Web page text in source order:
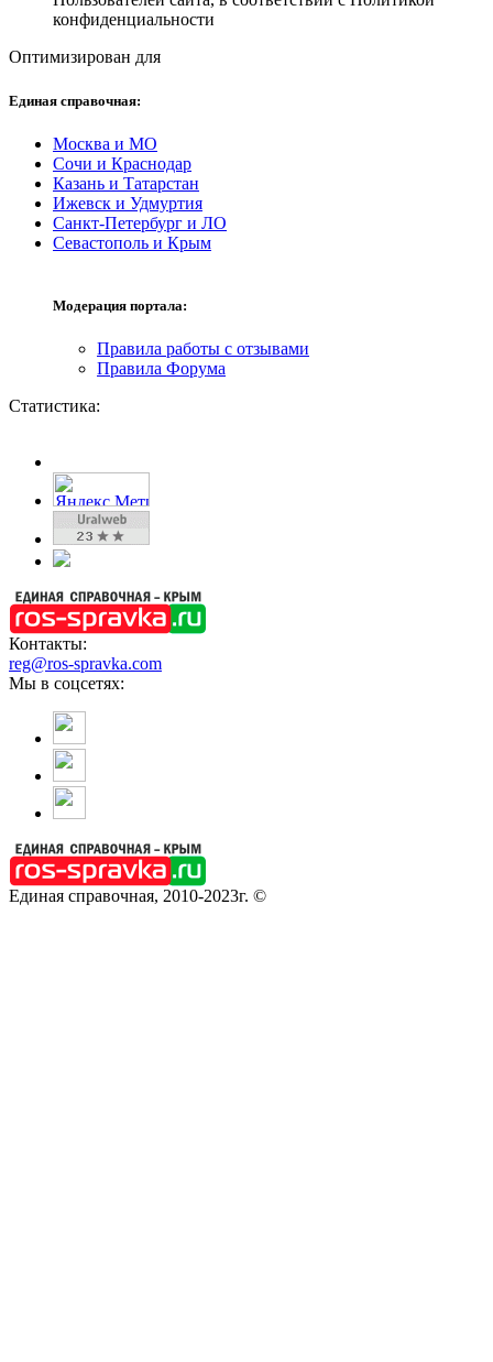
конфиденциальности
Оптимизирован для
Единая справочная:
Москва и МО
Сочи и Краснодар
Казань и Татарстан
Ижевск и Удмуртия
Санкт-Петербург и ЛО
Севастополь и Крым
Модерация портала:
Правила работы с отзывами
Правила Форума
Статистика:
Контакты:
reg@ros-spravka.com
Мы в соцсетях:
Единая справочная, 2010-2023г. ©